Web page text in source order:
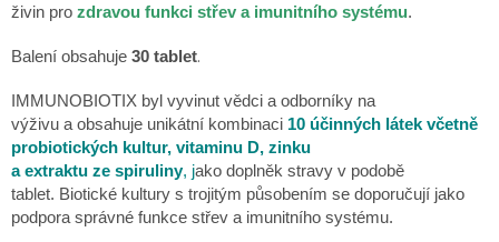
živin pro zdravou funkci střev a imunitního systému.
Balení obsahuje 30 tablet.
IMMUNOBIOTIX byl vyvinut vědci a odborníky na
výživu a obsahuje unikátní kombinaci 10 účinných látek včetně
probiotických kultur, vitaminu D, zinku
a extraktu ze spiruliny, jako doplněk stravy v podobě
tablet. Biotické kultury s trojitým působením se doporučují jako
podpora správné funkce střev a imunitního systému.